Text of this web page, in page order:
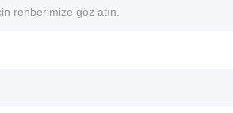
rehberimize göz atın.